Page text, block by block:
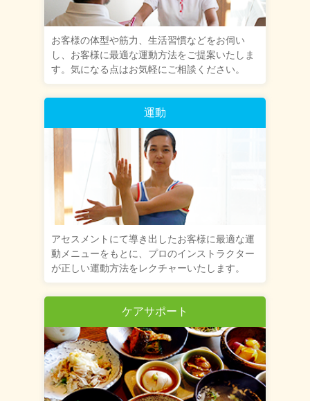
お客様の体型や筋力、生活習慣などをお伺い
し、お客様に最適な運動方法をご提案いたしま
す。気になる点はお気軽にご相談ください。
運動
アセスメントにて導き出したお客様に最適な運
動メニューをもとに、プロのインストラクター
が正しい運動方法をレクチャーいたします。
ケアサポート